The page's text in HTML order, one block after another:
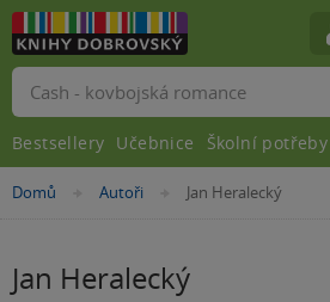
Nacházíte
Domů »Autoři »Jan Heralecký
Jan Heralecký
Vyhledávání
Bestsellery Učebnice Školní potřeby